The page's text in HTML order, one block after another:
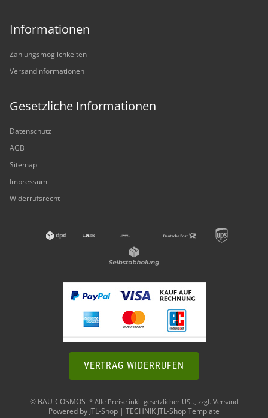
Informationen
Zahlungsmöglichkeiten
Versandinformationen
Gesetzliche Informationen
Datenschutz
AGB
Sitemap
Impressum
Widerrufsrecht
VERTRAG WIDERRUFEN
© BAU-COSMOS * Alle Preise inkl. gesetzlicher USt., zzgl. Versand
Powered by JTL-Shop | TECHNIK JTL-Shop Template